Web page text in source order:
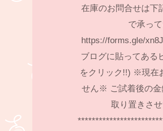
在庫のお問合せは下
で承って
https://forms.gle/
ブログに貼ってある
をクリック!!) ※現在
せん※ ご試着後の金
取り置きさせ